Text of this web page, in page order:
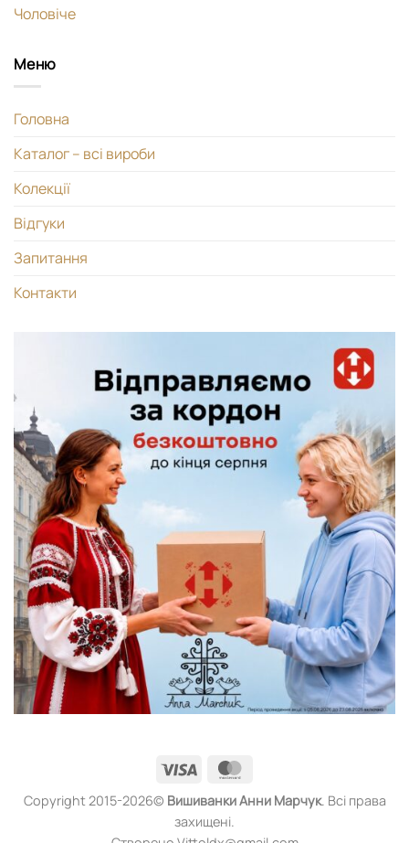
Чоловіче
Меню
Головна
Каталог – всі вироби
Колекції
Відгуки
Запитання
Контакти
Visa
Copyright 2015-2026© ВишиванкиАнни Марчук. Всі права
захищені.